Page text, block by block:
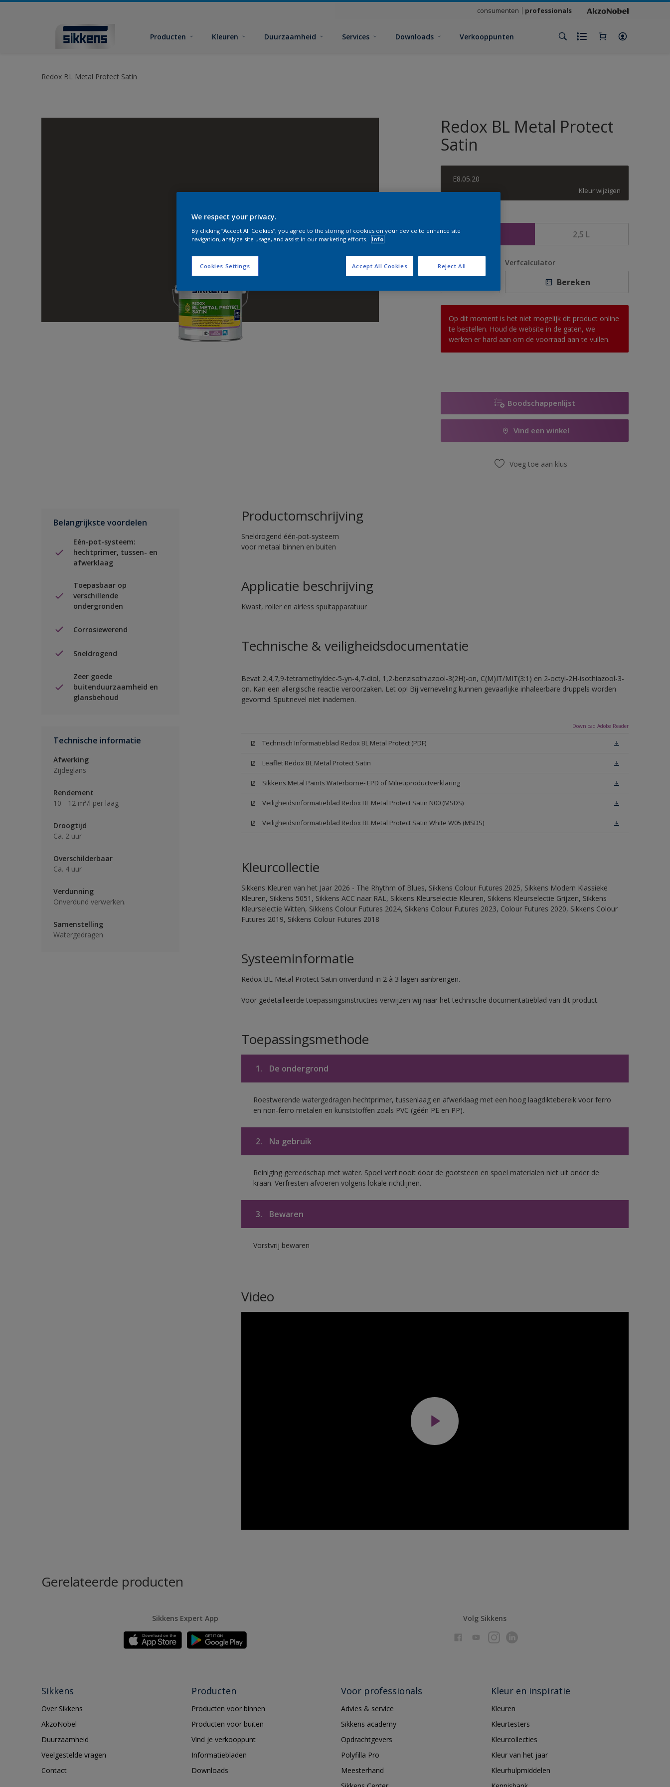
consumenten professionals
Producten Kleuren Duurzaamheid Services Downloads Verkooppunten
Redox BL Metal Protect Satin
Redox BL Metal Protect
Satin
E8.05.20
Kleur wijzigen
2,5 L
Aantal Verfcalculator
Bereken
Op dit moment is het niet mogelijk dit product online
te bestellen. Houd de website in de gaten, we
werken er hard aan om de voorraad aan te vullen.
Boodschappenlijst
Vind een winkel
Voeg toe aan klus
Belangrijkste voordelen
Eén-pot-systeem:
hechtprimer, tussen- en
afwerklaag
Toepasbaar op
verschillende
ondergronden
Corrosiewerend
Sneldrogend
Zeer goede
buitenduurzaamheid en
glansbehoud
Technische informatie
Afwerking
Zijdeglans
Rendement
10 - 12 m²/l per laag
Droogtijd
Ca. 2 uur
Overschilderbaar
Ca. 4 uur
Verdunning
Onverdund verwerken.
Samenstelling
Watergedragen
Productomschrijving
Sneldrogend één-pot-systeem
voor metaal binnen en buiten
Applicatie beschrijving
Kwast, roller en airless spuitapparatuur
Technische & veiligheidsdocumentatie
Bevat 2,4,7,9-tetramethyldec-5-yn-4,7-diol, 1,2-benzisothiazool-3(2H)-on, C(M)IT/MIT(3:1) en 2-octyl-2H-isothiazool-3-
on. Kan een allergische reactie veroorzaken. Let op! Bij verneveling kunnen gevaarlijke inhaleerbare druppels worden
gevormd. Spuitnevel niet inademen.
Download Adobe Reader
Technisch Informatieblad Redox BL Metal Protect (PDF)
Leaflet Redox BL Metal Protect Satin
Sikkens Metal Paints Waterborne- EPD of Milieuproductverklaring
Veiligheidsinformatieblad Redox BL Metal Protect Satin N00 (MSDS)
Veiligheidsinformatieblad Redox BL Metal Protect Satin White W05 (MSDS)
Kleurcollectie
Sikkens Kleuren van het Jaar 2026 - The Rhythm of Blues, Sikkens Colour Futures 2025, Sikkens Modern Klassieke
Kleuren, Sikkens 5051, Sikkens ACC naar RAL, Sikkens Kleurselectie Kleuren, Sikkens Kleurselectie Grijzen, Sikkens
Kleurselectie Witten, Sikkens Colour Futures 2024, Sikkens Colour Futures 2023, Colour Futures 2020, Sikkens Colour
Futures 2019, Sikkens Colour Futures 2018
Systeeminformatie
Redox BL Metal Protect Satin onverdund in 2 à 3 lagen aanbrengen.
Voor gedetailleerde toepassingsinstructies verwijzen wij naar het technische documentatieblad van dit product.
Toepassingsmethode
1. De ondergrond
Roestwerende watergedragen hechtprimer, tussenlaag en afwerklaag met een hoog laagdiktebereik voor ferro
en non-ferro metalen en kunststoffen zoals PVC (géén PE en PP).
2. Na gebruik
Reiniging gereedschap met water. Spoel verf nooit door de gootsteen en spoel materialen niet uit onder de
kraan. Verfresten afvoeren volgens lokale richtlijnen.
3. Bewaren
Vorstvrij bewaren
Video
Gerelateerde producten
Sikkens Expert App Volg Sikkens
Sikkens
Over Sikkens
AkzoNobel
Duurzaamheid
Veelgestelde vragen
Contact
Producten
Producten voor binnen
Producten voor buiten
Vind je verkooppunt
Informatiebladen
Downloads
Voor professionals
Advies & service
Sikkens academy
Opdrachtgevers
Polyfilla Pro
Meesterhand
Kleur en inspiratie
Kleuren
Kleurtesters
Kleurcollecties
Kleur van het jaar
Kleurhulpmiddelen
We respect your privacy.
By clicking “Accept All Cookies”, you agree to the storing of cookies on your device to enhance site
navigation, analyze site usage, and assist in our marketing efforts.
Info
Cookies Settings Reject All
Accept All Cookies